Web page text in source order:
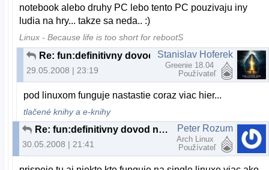
notebook alebo druhy PC lebo tento PC pouzivaju iny
ludia na hry... takze sa neda.. :)
Linux - Because life is too short for rebootS
Re: fun:definitivny dovod na odchod z MS:)
29.05.2008 | 23:19
Stanislav Hoferek
Greenie 18.04
Používateľ
pod linuxom funguje nastastie coraz viac hier...
tlačené knihy a e-knihy
Re: fun:definitivny dovod na odchod z MS:)
30.05.2008 | 21:41
Peter Rozum
Arch Linux
Používateľ